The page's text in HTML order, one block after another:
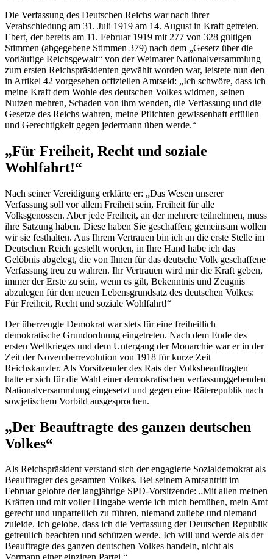
Die Verfassung des Deutschen Reichs war nach ihrer
Verabschiedung am 31. Juli 1919 am 14. August in Kraft getreten.
Ebert, der bereits am 11. Februar 1919 mit 277 von 328 gültigen
Stimmen (abgegebene Stimmen 379) nach dem „Gesetz über die
vorläufige Reichsgewalt“ von der Weimarer Nationalversammlung
zum ersten Reichspräsidenten gewählt worden war, leistete nun den
in Artikel 42 vorgesehen offiziellen Amtseid: „Ich schwöre, dass ich
meine Kraft dem Wohle des deutschen Volkes widmen, seinen
Nutzen mehren, Schaden von ihm wenden, die Verfassung und die
Gesetze des Reichs wahren, meine Pflichten gewissenhaft erfüllen
und Gerechtigkeit gegen jedermann üben werde.“
„Für Freiheit, Recht und soziale
Wohlfahrt!“
Nach seiner Vereidigung erklärte er: „Das Wesen unserer
Verfassung soll vor allem Freiheit sein, Freiheit für alle
Volksgenossen. Aber jede Freiheit, an der mehrere teilnehmen, muss
ihre Satzung haben. Diese haben Sie geschaffen; gemeinsam wollen
wir sie festhalten. Aus Ihrem Vertrauen bin ich an die erste Stelle im
Deutschen Reich gestellt worden, in Ihre Hand habe ich das
Gelöbnis abgelegt, die von Ihnen für das deutsche Volk geschaffene
Verfassung treu zu wahren. Ihr Vertrauen wird mir die Kraft geben,
immer der Erste zu sein, wenn es gilt, Bekenntnis und Zeugnis
abzulegen für den neuen Lebensgrundsatz des deutschen Volkes:
Für Freiheit, Recht und soziale Wohlfahrt!“
Der überzeugte Demokrat war stets für eine freiheitlich
demokratische Grundordnung eingetreten. Nach dem Ende des
ersten Weltkrieges und dem Untergang der Monarchie war er in der
Zeit der Novemberrevolution von 1918 für kurze Zeit
Reichskanzler. Als Vorsitzender des Rats der Volksbeauftragten
hatte er sich für die Wahl einer demokratischen verfassunggebenden
Nationalversammlung eingesetzt und gegen eine Räterepublik nach
sowjetischem Vorbild ausgesprochen.
„Der Beauftragte des ganzen deutschen
Volkes“
Als Reichspräsident verstand sich der engagierte Sozialdemokrat als
Beauftragter des gesamten Volkes. Bei seinem Amtsantritt im
Februar gelobte der langjährige SPD-Vorsitzende: „Mit allen meinen
Kräften und mit voller Hingabe werde ich mich bemühen, mein Amt
gerecht und unparteilich zu führen, niemand zuliebe und niemand
zuleide. Ich gelobe, dass ich die Verfassung der Deutschen Republik
getreulich beachten und schützen werde. Ich will und werde als der
Beauftragte des ganzen deutschen Volkes handeln, nicht als